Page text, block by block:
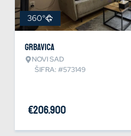
360°
Grbavica
NOVI SAD
ŠIFRA: #573149
€206.900